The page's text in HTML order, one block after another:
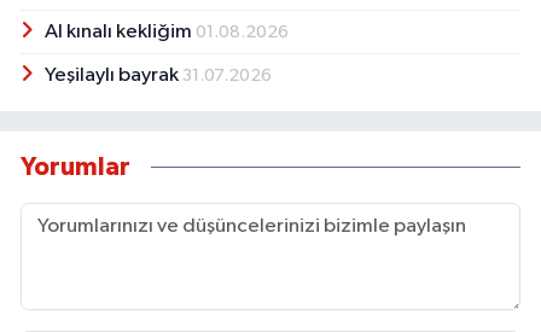
Al kınalı kekliğim 01.08.2026
Yeşilaylı bayrak 31.07.2026
Yorumlar